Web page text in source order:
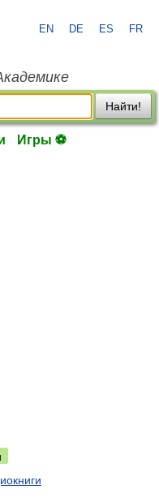
EN DE ES FR
Найти!
Игры ⚽